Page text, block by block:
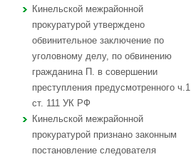
Кинельской межрайонной
прокуратурой утверждено
обвинительное заключение по
уголовному делу, по обвинению
гражданина П. в совершении
преступления предусмотренного ч.1
ст. 111 УК РФ
Кинельской межрайонной
прокуратурой признано законным
постановление следователя